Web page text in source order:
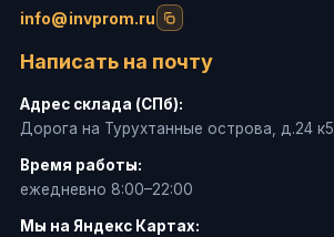
info@invprom.ru
Написать на почту
Адрес склада (СПб):
Дорога на Турухтанные острова, д.24 к5
Время работы:
ежедневно 8:00–22:00
Мы на Яндекс Картах: